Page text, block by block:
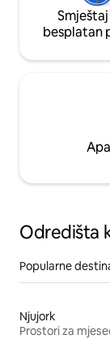
besplatan
Odredišta
Popularne
Njujork
Prostori za